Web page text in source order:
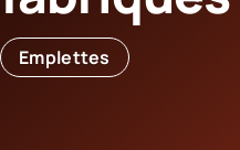
Emplettes